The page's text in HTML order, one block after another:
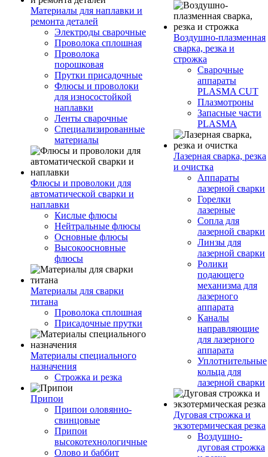
Материалы для наплавки и
ремонта деталей
Электроды сварочные
Проволока сплошная
Проволока
порошковая
Прутки присадочные
Флюсы и проволоки
для износостойкой
наплавки
Ленты сварочные
Специализированные
материалы
Флюсы и проволоки для
автоматической сварки и
наплавки
Кислые флюсы
Нейтральные флюсы
Основные флюсы
Высокоосновные
флюсы
Материалы для сварки
титана
Проволока сплошная
Присадочные прутки
Материалы специального
назначения
Строжка и резка
Припои
Припои оловянно-
свинцовые
Припои
высокотехнологичные
Олово и баббит
Воздушно-плазменная
сварка, резка и
строжка
Сварочные
аппараты
PLASMA CUT
Плазмотроны
Запасные части
PLASMA
Лазерная сварка, резка
и очистка
Аппараты
лазерной сварки
Горелки
лазерные
Сопла для
лазерной сварки
Линзы для
лазерной сварки
Ролики
подающего
механизма для
лазерного
аппарата
Каналы
направляющие
для лазерного
аппарата
Уплотнительные
кольца для
лазерной сварки
Дуговая строжка и
экзотермическая резка
Воздушно-
дуговая строжка